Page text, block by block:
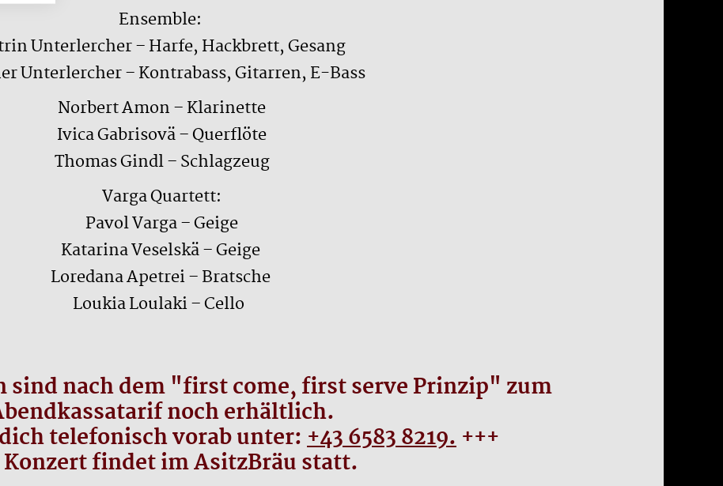
Ensemble:
Unterlercher – Harfe, Hackbrett, Gesang
Unterlercher – Kontrabass, Gitarren, E-Bass
Norbert Amon – Klarinette
Ivica Gabrisovä – Querflöte
Thomas Gindl – Schlagzeug
Varga Quartett:
Pavol Varga – Geige
Katarina Veselskä – Geige
Loredana Apetrei – Bratsche
Loukia Loulaki – Cello
sind nach dem "first come, first serve Prinzip" zum
noch erhältlich.
telefonisch vorab unter:+43 6583 8219.+++
Konzert findet im AsitzBräu statt.